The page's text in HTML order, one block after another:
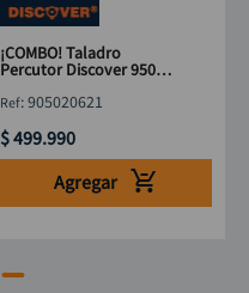
¡COMBO! Taladro
Percutor Discover 950W
Brocas HSS
:905020621
$499.990
Agregar